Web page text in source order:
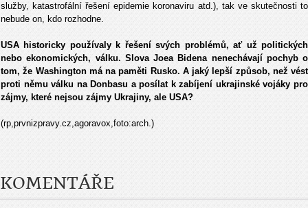
služby, katastrofální řešení epidemie koronaviru atd.), tak ve skutečnosti to
nebude on, kdo rozhodne.
USA historicky používaly k řešení svých problémů, ať už politických
nebo ekonomických, válku. Slova Joea Bidena nenechávají pochyb o
tom, že Washington má na paměti Rusko. A jaký lepší způsob, než vést
proti němu válku na Donbasu a posílat k zabíjení ukrajinské vojáky pro
zájmy, které nejsou zájmy Ukrajiny, ale USA?
(rp,prvnizpravy.cz,agoravox,foto:arch.)
KOMENTÁŘE